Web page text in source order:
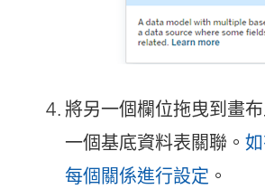
將另一個欄位拖曳到畫
一個基底資料表關聯。
每個關係進行設定 。